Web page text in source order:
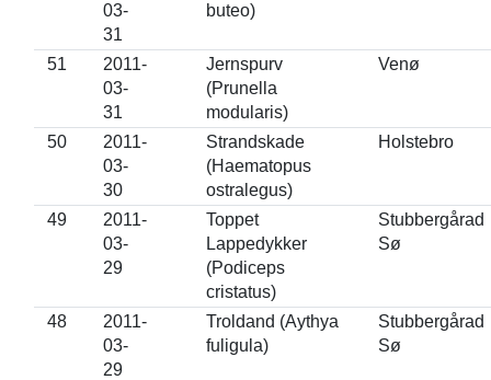
03-
31
buteo)
51
2011-
03-
31
Jernspurv
(Prunella
modularis)
Venø
50
2011-
03-
30
Strandskade
(Haematopus
ostralegus)
Holstebro
49
2011-
03-
29
Toppet
Lappedykker
(Podiceps
cristatus)
Stubbergårad
Sø
48
2011-
03-
29
Troldand (Aythya
fuligula)
Stubbergårad
Sø